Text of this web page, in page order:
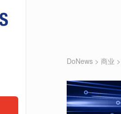
DoNews > 商业 >